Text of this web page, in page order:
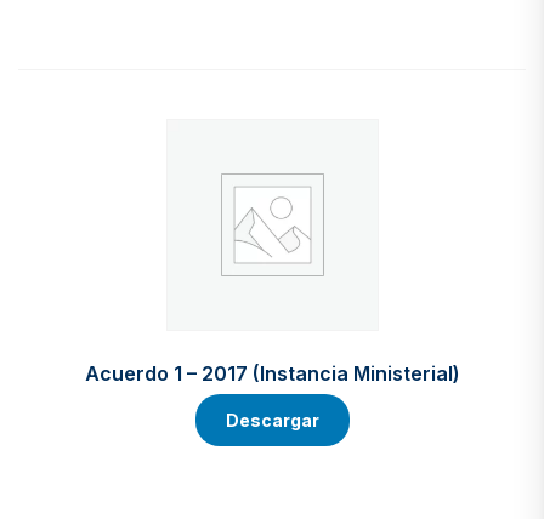
Acuerdo 1 – 2017 (Instancia Ministerial)
Descargar